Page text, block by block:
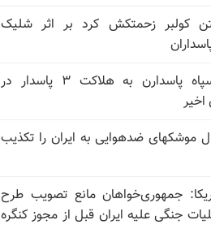
کولبر زحمتکش کرد بر اثر شلیک
اعتراف سپاه پاسدارن به هلاکت ۳ پاسدار در
اخیر
موشکهای ضدهوایی به ایران را تکذیب
جمهوری‌خواهان مانع تصویب طرح
جنگی علیه ایران قبل از مجوز کنگره